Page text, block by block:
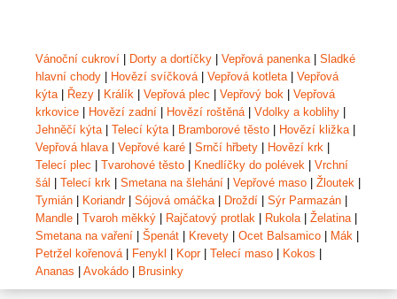
Vánoční cukroví Dorty a dortíčky Vepřová panenka| Sladké
hlavní chody
Hovězí svíčková| Vepřová kotleta| Vepřová
kýta| Řezy Králík Vepřová plec Vepřový bok
Vepřová
krkovice
Hovězí zadní Hovězí roštěná| Vdolky a koblihy
Jehněčí kýta| Telecí kýta| Bramborové těsto Hovězí kližka|
Vepřová hlava| Vepřové karé Srnčí hřbety Hovězí krk
Telecí plec
Tvarohové těsto Knedlíčky do polévek
Vrchní
šál
Telecí krk Smetana na šlehání Vepřové maso Žloutek
Tymián
Koriandr| Sójová omáčka| Droždí Sýr Parmazán
Mandle
Tvaroh měkký Rajčatový protlak Rukola| Želatina|
Smetana na vaření
Špenát Krevety Ocet Balsamico Mák
Petržel kořenová| Fenykl Kopr| Telecí maso Kokos
Ananas
Avokádo Brusinky